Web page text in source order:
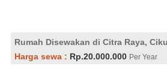
Rumah Disewakan di Citra Raya,
Harga sewa : Rp.20.000.000 Per Year